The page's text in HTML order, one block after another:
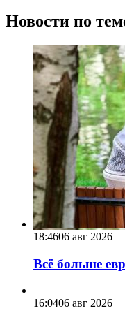
Новости по
18:4606 авг 2026
Всё больше
16:0406 авг 2026